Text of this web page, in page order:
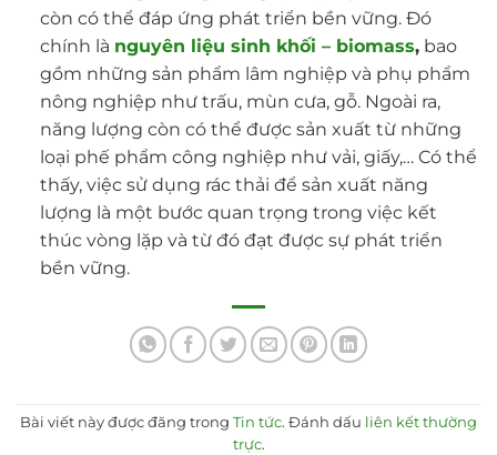
còn có thể đáp ứng phát triển bền vững. Đó
chính là nguyên liệu sinh khối – biomass,bao
gồm những sản phẩm lâm nghiệp và phụ phẩm
nông nghiệp như trấu, mùn cưa, gỗ. Ngoài ra,
năng lượng còn có thể được sản xuất từ những
loại phế phẩm công nghiệp như vải, giấy,… Có thể
thấy, việc sử dụng rác thải để sản xuất năng
lượng là một bước quan trọng trong việc kết
thúc vòng lặp và từ đó đạt được sự phát triển
bền vững.
Bài viết này được đăng trong Tin tức. Đánh dấu liên kết thường
trực.